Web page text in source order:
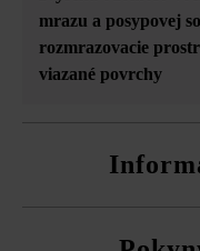
mrazu a posypovej
rozmrazovacie
viazané povrchy
najrôznejších šírok